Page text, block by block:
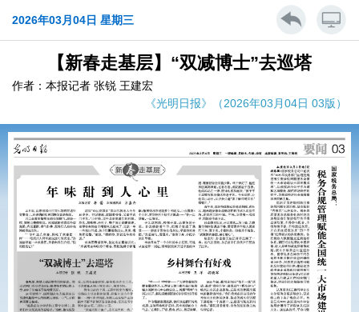
2026年03月04日 星期三
【新春走基层】“双减博士”去巡塔
作者：本报记者 张锐 王建宏
《光明日报》（2026年03月04日 03版）